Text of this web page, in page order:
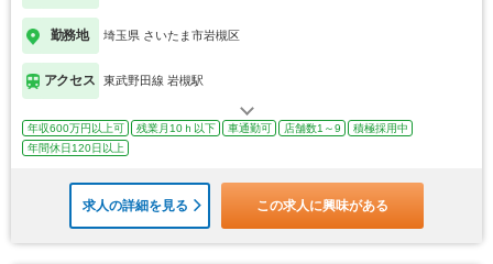
勤務地 埼玉県 さいたま市岩槻区
アクセス 東武野田線 岩槻駅
年収600万円以上可 残業月10ｈ以下 車通勤可 店舗数1～9
積極採用中
年間休日120日以上
求人の詳細を見る この求人に興味がある